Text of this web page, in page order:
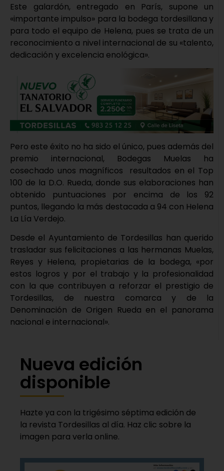
Este galardón, entregado en París, supone un
«importante impulso» para la bodega tordesillana y
para todo el equipo de Helena, pues se trata de un
reconocimiento a nivel internacional de su «talento,
dedicación y excelencia enológica».
Pero este éxito no ha sido el único, pues además del
premio internacional, Bodegas Muelas ha
cosechado unos magníficos resultados en el Top
100 de la D.O. Rueda, donde sus elaboraciones han
obtenido puntuaciones por encima de los 92
puntos, llegando la más destacada a 94 con Helena
La Lía Verdejo.
Desde el Ayuntamiento de Tordesillas han querido
trasladar sus felicitaciones a las hermanas Muelas,
Reyes y Helena, propietarias de la bodega, «por
estos logros y por el trabajo y la profesionalidad
con la que contribuyen a reforzar el prestigio de
Tordesillas, de nuestra comarca y de la
Denominación de Origen Rueda en el panorama
nacional e internacional».
Nueva edición
disponible
Hazte ya con la trigésimo séptima edición de
la revista Tordesillas al día. Haz clic sobre la
imagen para verla online.